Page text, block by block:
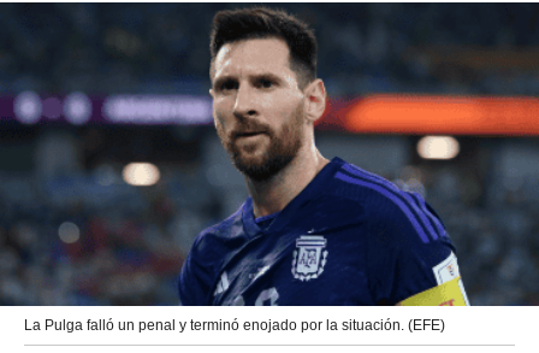
La Pulga falló un penal y terminó enojado por la situación. (EFE)